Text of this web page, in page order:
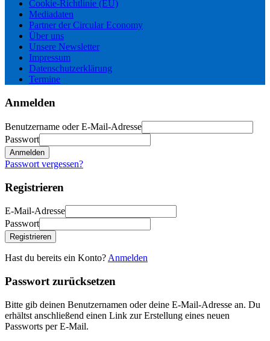
Cookie-Richtlinie (EU)
Mediadaten
Partner der Circular Economy
Über uns
Unsere Newsletter
Impressum
Datenschutzerklärung
Termine
Anmelden
Benutzername oder E-Mail-Adresse
Passwort
Anmelden
Passwort vergessen?
Registrieren
E-Mail-Adresse
Passwort
Registrieren
Hast du bereits ein Konto? Anmelden
Passwort zurücksetzen
Bitte gib deinen Benutzernamen oder deine E-Mail-Adresse an. Du
erhältst anschließend einen Link zur Erstellung eines neuen
Passworts per E-Mail.